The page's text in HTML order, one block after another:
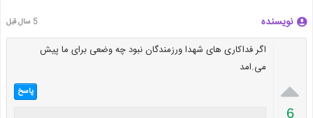
نویسنده 5 سال قبل

6
اگر فداکاری های شهدا ورزمندگان نبود چه وضعی برای ما پیش
می.امد
پاسخ